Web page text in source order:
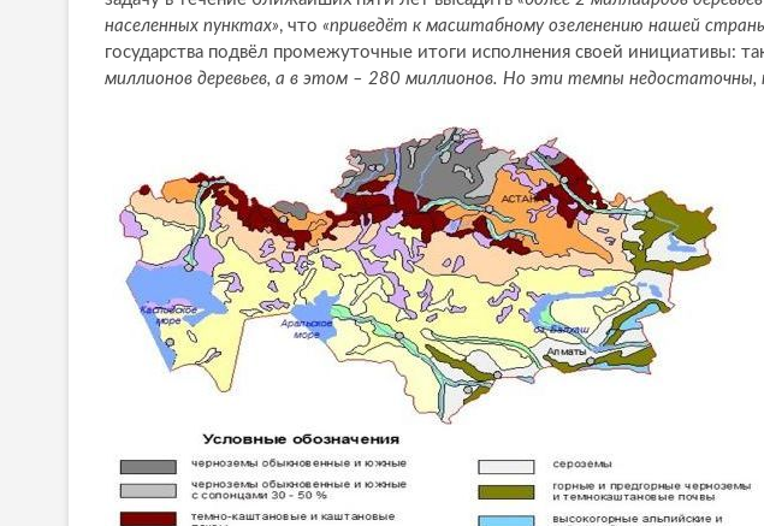
населенных пунктах», что «приведёт к масштабному озеленению нашей
государства подвёл промежуточные итоги исполнения своей инициативы:
миллионов деревьев, а в этом – 280 миллионов. Но эти темпы недостаточны,